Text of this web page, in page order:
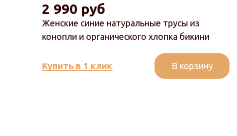
Женские синие натуральные трусы из
конопли и органического хлопка бикини
2 990 руб
Купить в 1 клик В корзину